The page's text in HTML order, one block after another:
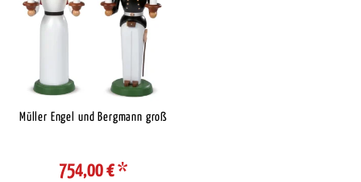
Müller Engel und Bergmann groß
754,00 €*